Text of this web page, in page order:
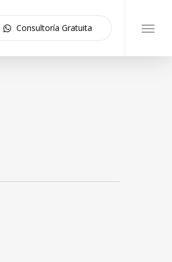
Consultoría Gratuita Menu